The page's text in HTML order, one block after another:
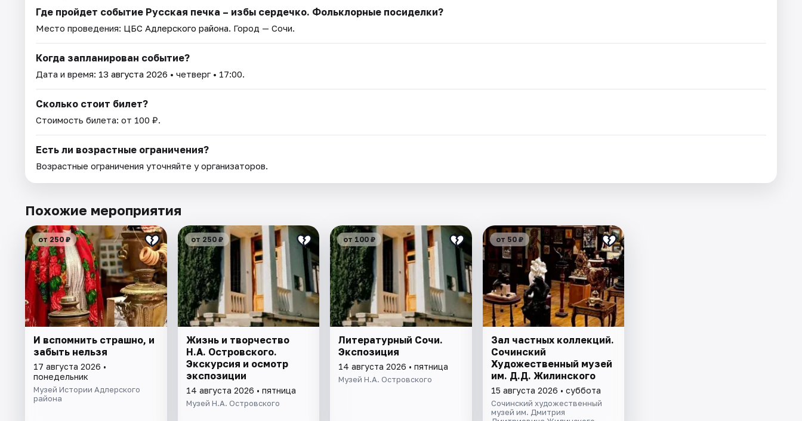
Где пройдет событие Русская печка – избы сердечко. Фольклорные посиделки?
Место проведения: ЦБС Адлерского района. Город — Сочи.
Когда запланирован событие?
Дата и время: 13 августа 2026 • четверг • 17:00.
Сколько стоит билет?
Стоимость билета: от 100 ₽.
Есть ли возрастные ограничения?
Возрастные ограничения уточняйте у организаторов.
Похожие мероприятия
от 250 ₽
И вспомнить страшно, и
забыть нельзя
17 августа 2026 •
понедельник
Музей Истории Адлерского
района
от 250 ₽
Жизнь и творчество
Н.А. Островского.
Экскурсия и осмотр
экспозиции
14 августа 2026 • пятница
Музей Н.А. Островского
от 100 ₽
Литературный Сочи.
Экспозиция
14 августа 2026 • пятница
Музей Н.А. Островского
от 50 ₽
Зал частных коллекций.
Сочинский
Художественный музей
им. Д.Д. Жилинского
15 августа 2026 • суббота
Сочинский художественный
музей им. Дмитрия